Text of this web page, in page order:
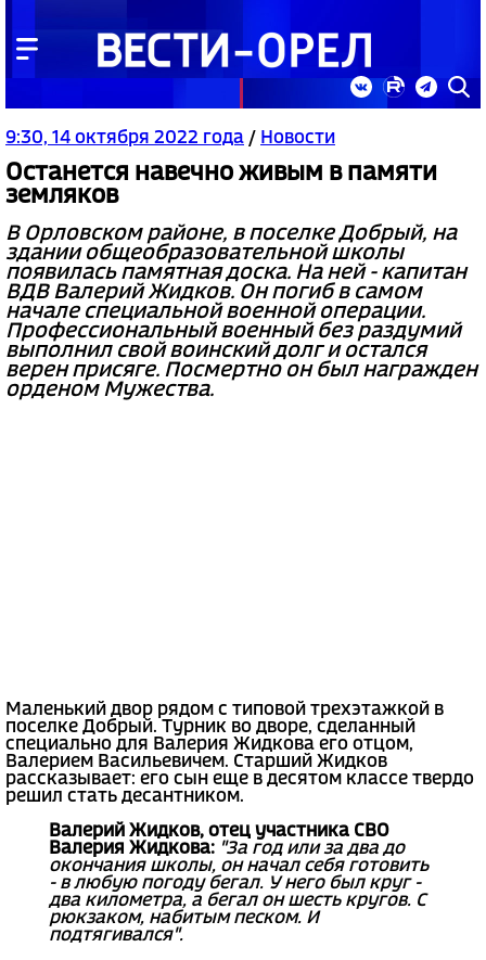
9:30, 14 октября 2022 года / Новости
Останется навечно живым в памяти
земляков
В Орловском районе, в поселке Добрый, на
здании общеобразовательной школы
появилась памятная доска. На ней - капитан
ВДВ Валерий Жидков. Он погиб в самом
начале специальной военной операции.
Профессиональный военный без раздумий
выполнил свой воинский долг и остался
верен присяге. Посмертно он был награжден
орденом Мужества.
Маленький двор рядом с типовой трехэтажкой в
поселке Добрый. Турник во дворе, сделанный
специально для Валерия Жидкова его отцом,
Валерием Васильевичем. Старший Жидков
рассказывает: его сын еще в десятом классе твердо
решил стать десантником.
Валерий Жидков, отец участника СВО
Валерия Жидкова: "За год или за два до
окончания школы, он начал себя готовить
- в любую погоду бегал. У него был круг -
два километра, а бегал он шесть кругов. С
рюкзаком, набитым песком. И
подтягивался".